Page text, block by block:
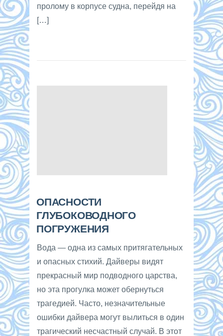
пролому в корпусе судна, перейдя на
[…]
ОПАСНОСТИ
ГЛУБОКОВОДНОГО
ПОГРУЖЕНИЯ
Вода — одна из самых притягательных
и опасных стихий. Дайверы видят
прекрасный мир подводного царства,
но эта прогулка может обернуться
трагедией. Часто, незначительные
ошибки дайвера могут вылиться в один
трагический несчастный случай. В этот